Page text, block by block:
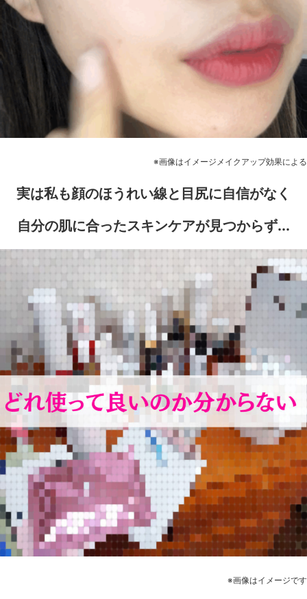
※画像はイメージメイクアップ効果による
実は私も顔のほうれい線と目尻に自信がなく
自分の肌に合ったスキンケアが見つからず...
※画像はイメージです